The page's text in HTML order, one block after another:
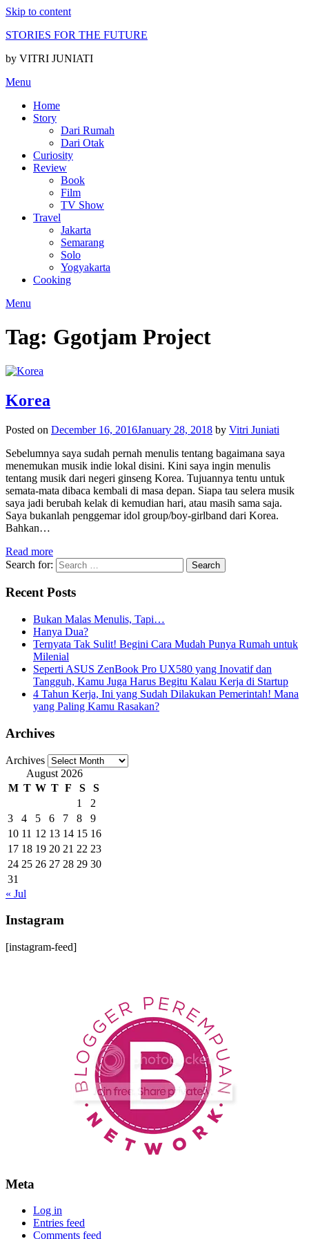
Skip to content
STORIES FOR THE FUTURE
by VITRI JUNIATI
Menu
Home
Story
Dari Rumah
Dari Otak
Curiosity
Review
Book
Film
TV Show
Travel
Jakarta
Semarang
Solo
Yogyakarta
Cooking
Menu
Tag: Ggotjam Project
Korea
Posted on December 16, 2016January 28, 2018 by Vitri Juniati
Sebelumnya saya sudah pernah menulis tentang bagaimana saya
menemukan musik indie lokal disini. Kini saya ingin menulis
tentang musik dari negeri ginseng Korea. Tujuannya tentu untuk
semata-mata dibaca kembali di masa depan. Siapa tau selera musik
saya jadi berubah kelak di kemudian hari, atau masih sama saja.
Saya bukanlah penggemar idol group/boy-girlband dari Korea.
Bahkan…
Read more
Search for:
Recent Posts
Bukan Malas Menulis, Tapi…
Hanya Dua?
Ternyata Tak Sulit! Begini Cara Mudah Punya Rumah untuk
Milenial
Seperti ASUS ZenBook Pro UX580 yang Inovatif dan
Tangguh, Kamu Juga Harus Begitu Kalau Kerja di Startup
4 Tahun Kerja, Ini yang Sudah Dilakukan Pemerintah! Mana
yang Paling Kamu Rasakan?
Archives
Archives
August 2026
M T W T F S
S
1
2
3
4 5 6 7 8
9
10 11 12 13 14 15 16
17 18 19 20 21 22 23
24 25 26 27 28 29 30
31
« Jul
Instagram
[instagram-feed]
Meta
Log in
Entries feed
Comments feed